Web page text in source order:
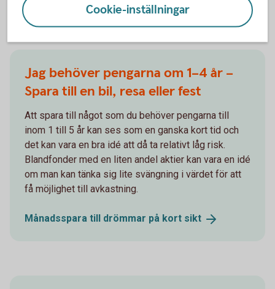
Jag behöver pengarna om 1–4 år –
Spara till en bil, resa eller fest
Att spara till något som du behöver pengarna till
inom 1 till 5 år kan ses som en ganska kort tid och
det kan vara en bra idé att då ta relativt låg risk.
Blandfonder med en liten andel aktier kan vara en idé
om man kan tänka sig lite svängning i värdet för att
få möjlighet till avkastning.
Månadsspara till drömmar på kort sikt
Cookie-inställningar